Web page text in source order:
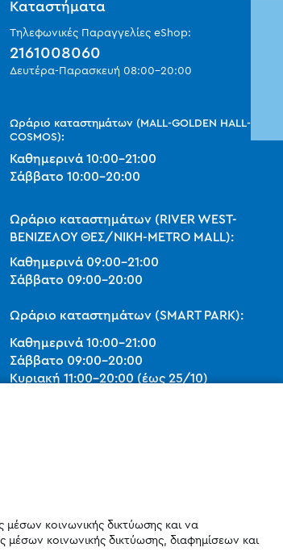
Καταστήματα
Τηλεφωνικές Παραγγελίες eShop:
2161008060
Δευτέρα-Παρασκευή 08:00-20:00
Ωράριο καταστημάτων (MALL-GOLDEN HALL-
COSMOS):
Καθημερινά 10:00-21:00
Σάββατο 10:00-20:00
Ωράριο καταστημάτων (RIVER WEST-
ΒΕΝΙΖΕΛΟΥ ΘΕΣ/ΝΙΚΗ-METRO MALL):
Καθημερινά09:00-21:00
Σάββατο 09:00-20:00
Ωράριο καταστημάτων (SMART PARK):
Καθημερινά10:00-21:00
Σάββατο 09:00-20:00
Κυριακή 11:00-20:00 (έως 25/10)
κοινωνικής δικτύωσης και να
κοινωνικής δικτύωσης, διαφημίσεων και